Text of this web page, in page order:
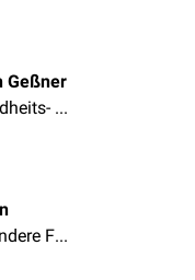
Geßner
Gesundheits- und Krankenpfleger/in
Student/in (andere Fächer)